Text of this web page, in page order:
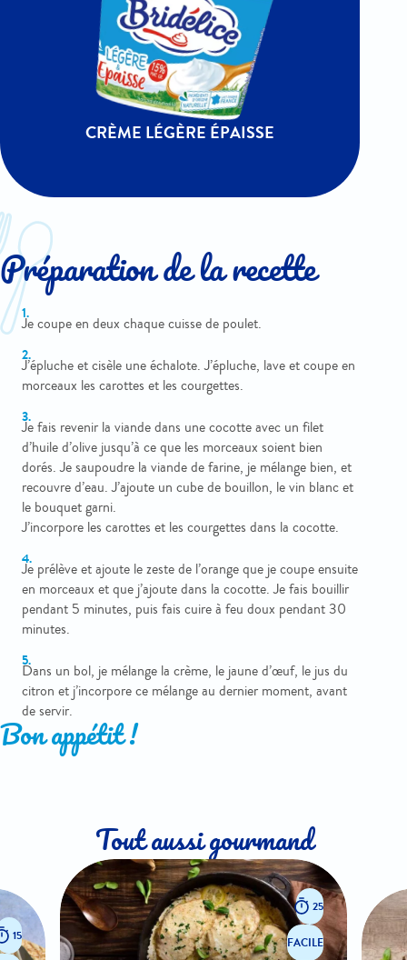
CRÈME LÉGÈRE ÉPAISSE
Préparation de la recette
Je coupe en deux chaque cuisse de poulet.
J’épluche et cisèle une échalote. J’épluche, lave et coupe en
morceaux les carottes et les courgettes.
Je fais revenir la viande dans une cocotte avec un filet
d’huile d’olive jusqu’à ce que les morceaux soient bien
dorés. Je saupoudre la viande de farine, je mélange bien, et
recouvre d’eau. J’ajoute un cube de bouillon, le vin blanc et
le bouquet garni.
J’incorpore les carottes et les courgettes dans la cocotte.
Je prélève et ajoute le zeste de l’orange que je coupe ensuite
en morceaux et que j’ajoute dans la cocotte. Je fais bouillir
pendant 5 minutes, puis fais cuire à feu doux pendant 30
minutes.
Dans un bol, je mélange la crème, le jaune d’œuf, le jus du
citron et j’incorpore ce mélange au dernier moment, avant
de servir.
Bon appétit !
Tout aussi gourmand
15
25
FACILE